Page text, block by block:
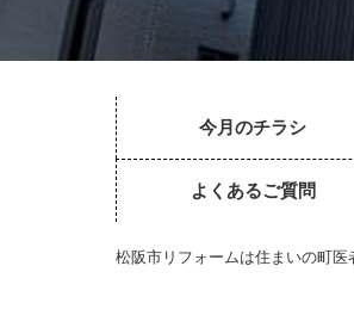
今月のチラシ
よくあるご質問
松阪市リフォームは住まいの町医